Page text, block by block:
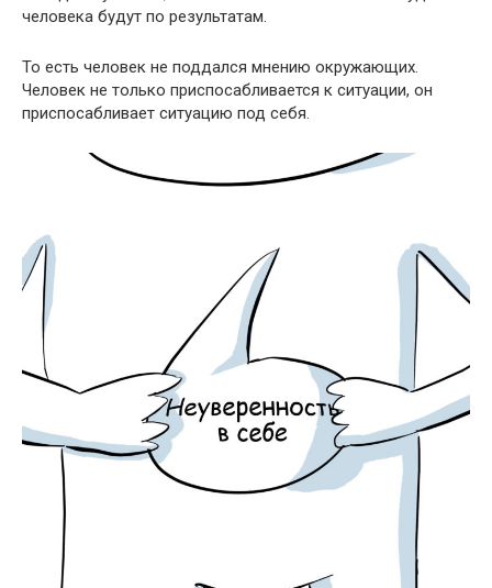
человека будут по результатам.
То есть человек не поддался мнению окружающих.
Человек не только приспосабливается к ситуации, он
приспосабливает ситуацию под себя.